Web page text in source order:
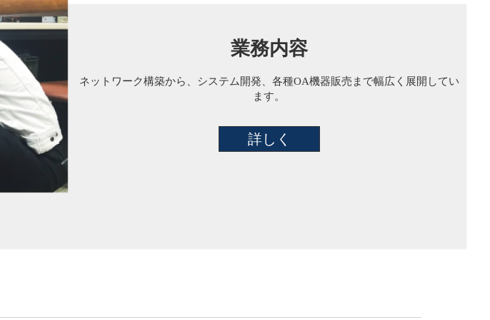
業務内容
ネットワーク構築から、システム開発、各種OA機器販売まで幅広く展開してい
ます。
詳しく